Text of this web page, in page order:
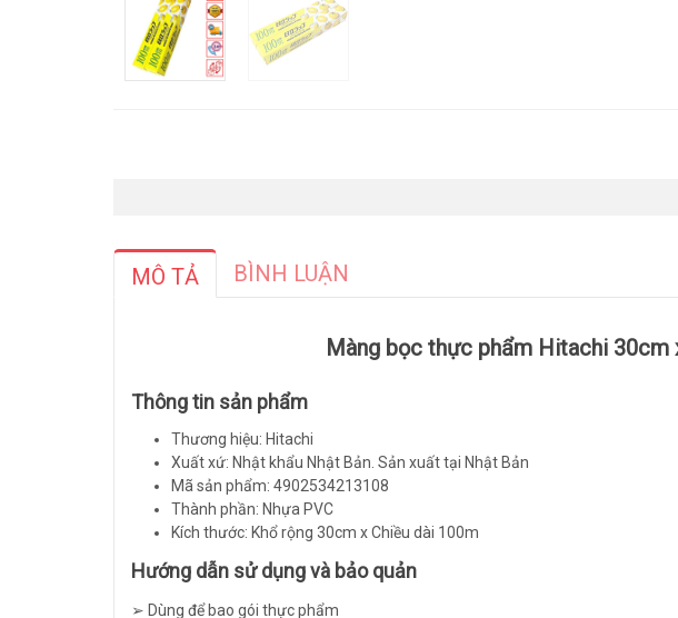
MÔ TẢ BÌNH LUẬN
Màng bọc thực phẩm Hitachi 30cm
Thông tin sản phẩm
Thương hiệu: Hitachi
Xuất xứ: Nhật khẩu Nhật Bản. Sản xuất tại Nhật Bản
Mã sản phẩm: 4902534213108
Thành phần: Nhựa PVC
Kích thước: Khổ rộng 30cm x Chiều dài 100m
Hướng dẫn sử dụng và bảo quản
➢ Dùng để bao gói thực phẩm